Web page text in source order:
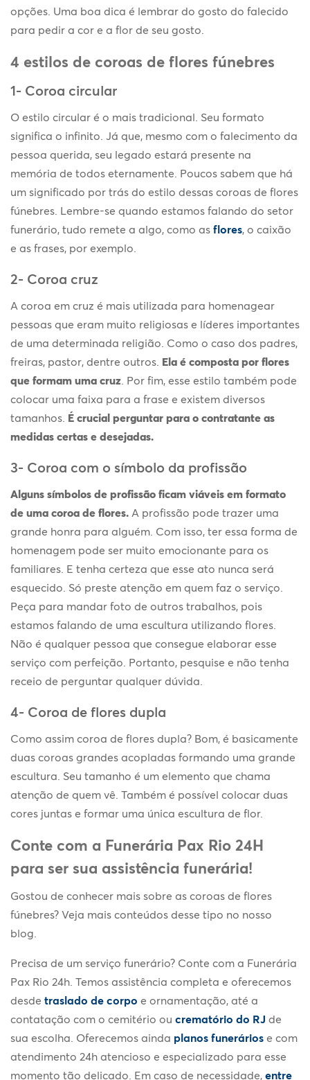
opções. Uma boa dica é lembrar do gosto do falecido
para pedir a cor e a flor de seu gosto.
4 estilos de coroas de flores fúnebres
1- Coroa circular
O estilo circular é o mais tradicional. Seu formato
significa o infinito. Já que, mesmo com o falecimento da
pessoa querida, seu legado estará presente na
memória de todos eternamente. Poucos sabem que há
um significado por trás do estilo dessas coroas de flores
fúnebres. Lembre-se quando estamos falando do setor
funerário, tudo remete a algo, como as flores, o caixão
e as frases, por exemplo.
2- Coroa cruz
A coroa em cruz é mais utilizada para homenagear
pessoas que eram muito religiosas e líderes importantes
de uma determinada religião. Como o caso dos padres,
freiras, pastor, dentre outros. Ela é composta por flores
que formam uma cruz . Por fim, esse estilo também pode
colocar uma faixa para a frase e existem diversos
tamanhos. É crucial perguntar para o contratante as
medidas certas e desejadas.
3- Coroa com o símbolo da profissão
Alguns símbolos de profissão ficam viáveis em formato
de uma coroa de flores. A profissão pode trazer uma
grande honra para alguém. Com isso, ter essa forma de
homenagem pode ser muito emocionante para os
familiares. E tenha certeza que esse ato nunca será
esquecido. Só preste atenção em quem faz o serviço.
Peça para mandar foto de outros trabalhos, pois
estamos falando de uma escultura utilizando flores.
Não é qualquer pessoa que consegue elaborar esse
serviço com perfeição. Portanto, pesquise e não tenha
receio de perguntar qualquer dúvida.
4- Coroa de flores dupla
Como assim coroa de flores dupla? Bom, é basicamente
duas coroas grandes acopladas formando uma grande
escultura. Seu tamanho é um elemento que chama
atenção de quem vê. Também é possível colocar duas
cores juntas e formar uma única escultura de flor.
Conte com a Funerária Pax Rio 24H
para ser sua assistência funerária!
Gostou de conhecer mais sobre as coroas de flores
fúnebres? Veja mais conteúdos desse tipo no nosso
blog.
Precisa de um serviço funerário? Conte com a Funerária
Pax Rio 24h. Temos assistência completa e oferecemos
desde traslado de corpo e ornamentação, até a
contatação com o cemitério ou crematório do RJ de
sua escolha. Oferecemos ainda planos funerários e com
atendimento 24h atencioso e especializado para esse
momento tão delicado. Em caso de necessidade, entre